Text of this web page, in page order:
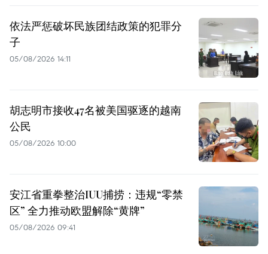
依法严惩破坏民族团结政策的犯罪分
子
05/08/2026 14:11
胡志明市接收47名被美国驱逐的越南
公民
05/08/2026 10:00
安江省重拳整治IUU捕捞：违规“零禁
区” 全力推动欧盟解除“黄牌”
05/08/2026 09:41